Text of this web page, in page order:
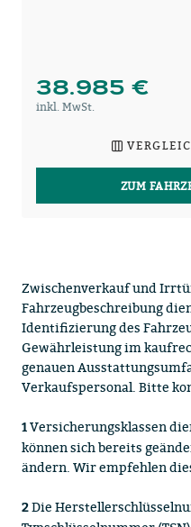
38.985 €
inkl. MwSt.
ZUM
Zwischenverkauf und
Fahrzeugbeschreibung
Identifizierung des
Gewährleistung im
genauen
Verkaufspersonal. Bitte
1Versicherungsklassen
können sich bereits
ändern. Wir empfehlen
2Die